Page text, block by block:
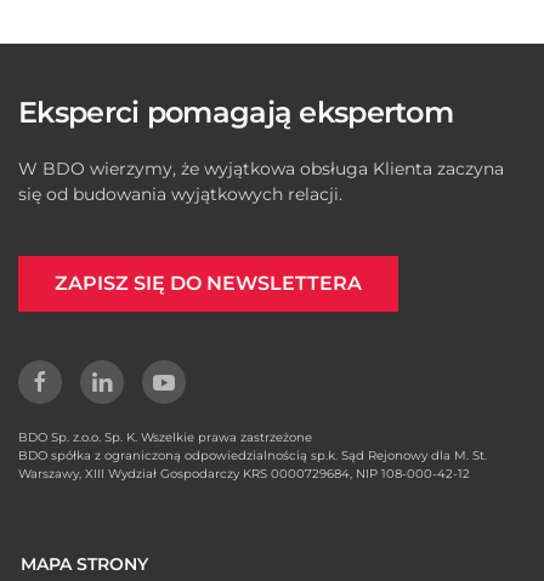
Eksperci pomagają ekspertom
W BDO wierzymy, że wyjątkowa obsługa Klienta zaczyna
się od budowania wyjątkowych relacji.
ZAPISZ SIĘ DO NEWSLETTERA
BDO Sp. z.o.o. Sp. K. Wszelkie prawa zastrzeżone
BDO spółka z ograniczoną odpowiedzialnością sp.k. Sąd Rejonowy dla M. St.
Warszawy, XIII Wydział Gospodarczy KRS 0000729684, NIP 108-000-42-12
MAPA STRONY